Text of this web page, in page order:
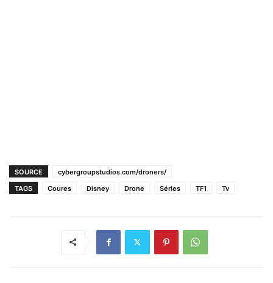
SOURCE
cybergroupstudios.com/droners/
TAGS
Coures Disney Drone Séries TF1 Tv